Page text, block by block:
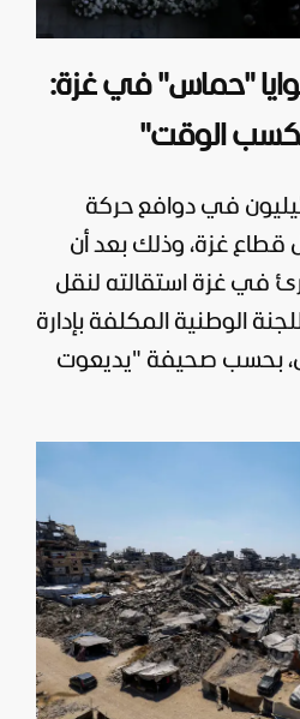
"حماس" في غزة:
لكسب الوقت"
في دوافع حركة
غزة، وذلك بعد أن
في غزة استقالته لنقل
الوطنية المكلفة بإدارة
بحسب صحيفة "يديعوت